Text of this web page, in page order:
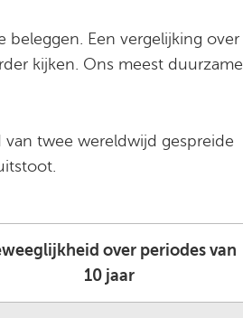
Een vergelijking over
kijken. Ons meest duurzame
twee wereldwijd gespreide
over periodes van
10 jaar